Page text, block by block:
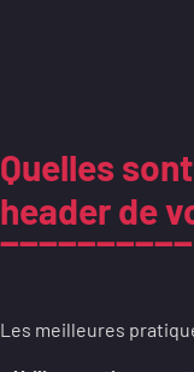
Quelles
header de
Les meilleures